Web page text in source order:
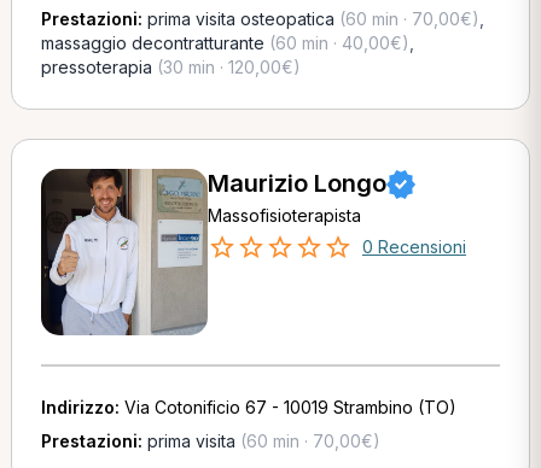
Prestazioni: prima visita osteopatica (60 min · 70,00€)
massaggio decontratturante (60 min · 40,00€)
pressoterapia (30 min · 120,00€)
Maurizio Longo
Massofisioterapista
0 Recensioni
Indirizzo: Via Cotonificio 67 - 10019 Strambino (TO)
Prestazioni: prima visita (60 min · 70,00€)